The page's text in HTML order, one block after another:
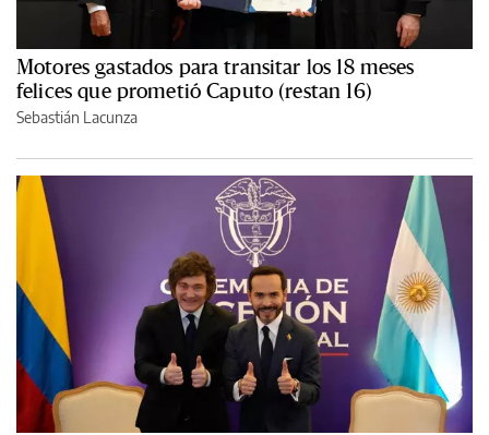
Motores gastados para transitar los 18 meses
felices que prometió Caputo (restan 16)
Sebastián Lacunza